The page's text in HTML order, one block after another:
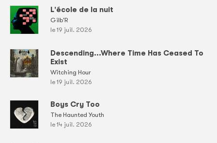
L'école de la nuit
Gilb'R
le 19 juil. 2026
Descending...Where Time Has Ceased To
Exist
Witching Hour
le 19 juil. 2026
Boys Cry Too
The Haunted Youth
le 14 juil. 2026